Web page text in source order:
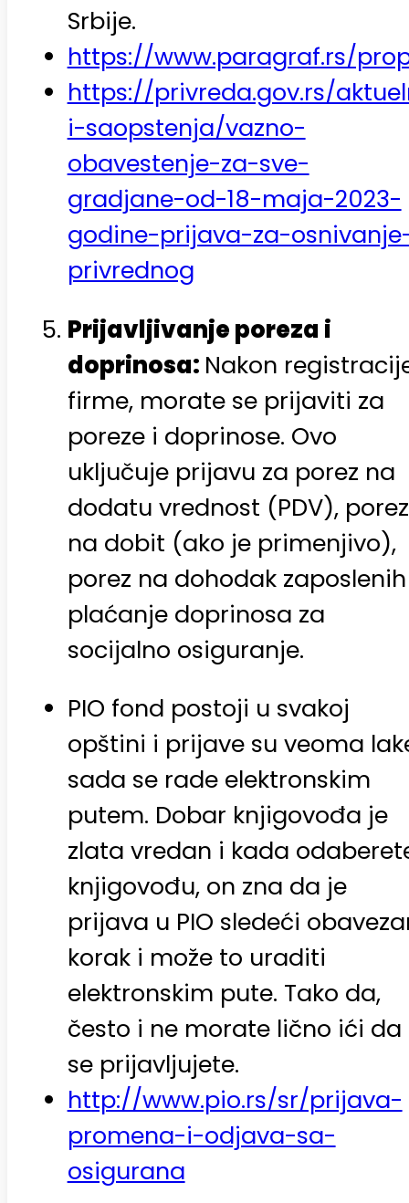
Srbije.
https://www.paragraf.rs/
https://privreda.gov.rs/
i-saopstenja/vazno-
obavestenje-za-sve-
gradjane-od-18-maja-2023-
godine-prijava-za-
privrednog
Prijavljivanje poreza i
doprinosa: Nakon
firme, morate se prijaviti za
poreze i doprinose. Ovo
uključuje prijavu za porez na
dodatu vrednost (PDV), porez
na dobit (ako je primenjivo),
porez na dohodak
plaćanje doprinosa za
socijalno osiguranje.
PIO fond postoji u svakoj
opštini i prijave su veoma
sada se rade elektronskim
putem. Dobar knjigovođa je
zlata vredan i kada
knjigovođu, on zna da je
prijava u PIO sledeći
korak i može to uraditi
elektronskim pute. Tako da,
često i ne morate lično ići da
se prijavljujete.
http://www.pio.rs/sr/prijava-
promena-i-odjava-sa-
osigurana